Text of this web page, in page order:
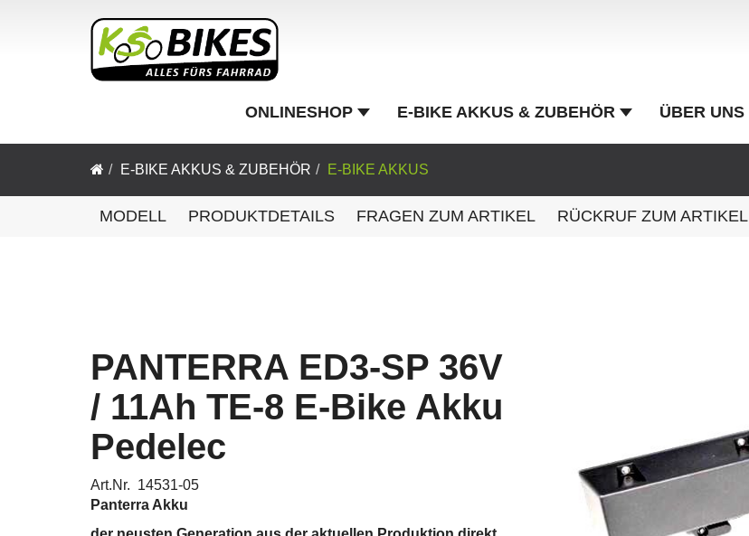
ONLINESHOP E-BIKE AKKUS & ZUBEHÖR ÜBER UNS
E-BIKE AKKUS & ZUBEHÖR E-BIKE AKKUS
MODELL PRODUKTDETAILS FRAGEN ZUM ARTIKEL RÜCKRUF ZUM ARTIKEL
PANTERRA ED3-SP 36V
/ 11Ah TE-8 E-Bike Akku
Pedelec
Art.Nr. 14531-05
Panterra Akku